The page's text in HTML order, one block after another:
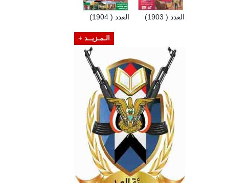
العدد ( 1904) العدد ( 1903)
الـمـزيــد +